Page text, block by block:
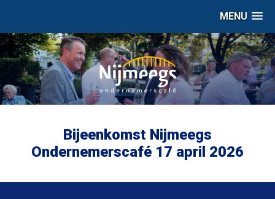
MENU
Bijeenkomst Nijmeegs
Ondernemerscafé 17 april 2026